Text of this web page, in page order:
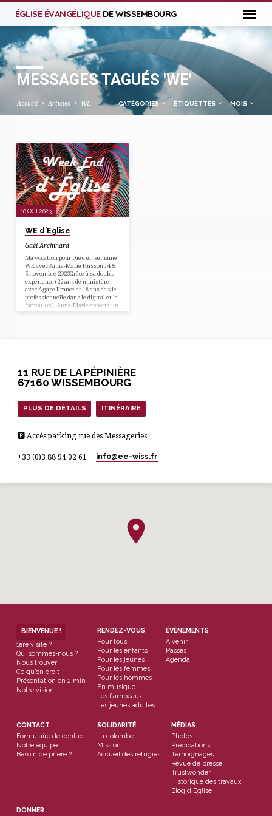
ÉGLISE ÉVANGÉLIQUE DE WISSEMBOURG
MESSAGES TAGUÉS 'WE'
Accueil Articles WE CATÉGORIES ÉTIQUETTES MOIS
MESSAGES
TAGUÉS
'WE'
10 OCT 2023
WE d’Eglise
Gaël Archinard
Ma vocation pour Dieu en semaine
WE avec Anne-Marie Husson : 4 &
5 novembre 2023Grâce à sa double
expérience (22 ans de ministère
avec Agape France et 18 ans de vie
professionnelle dans le digital et la
formation), Anne-Marie apporte un
dessous ⬇⬇⬇⬇
11 RUE DE LA PÉPINIÈRE
67160 WISSEMBOURG
PLUS DE DÉTAILS ITINÉRAIRE
🅿 Accès parking rue des Messageries
+33 (0)3 88 94 02 61 info​@ee-wiss.fr
BIENVENUE !
1ère visite ?
Qui sommes-nous ?
Nous trouver
Ce qu’on croit
Présentation en 2 min
Notre vision
RENDEZ-VOUS
Pour tous
Pour les enfants
Pour les jeunes
Pour les femmes
Pour les hommes
En musique
Les flambeaux
Les jeunes adultes
ÉVÈNEMENTS
À venir
Passés
Agenda
CONTACT
Formulaire de contact
Notre équipe
Besoin de prière ?
SOLIDARITÉ
La colombe
Mission
Accueil des réfugiés
MÉDIAS
Photos
Prédications
Témoignages
Revue de presse
Trustwonder
Historique des travaux
Blog d’Eglise
DONNER